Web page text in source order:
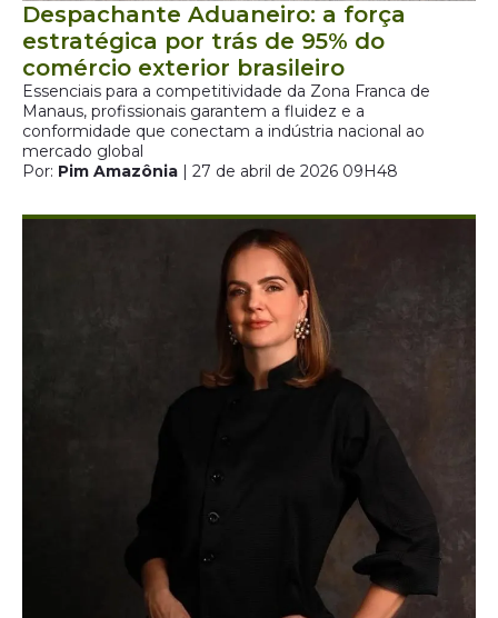
Despachante Aduaneiro: a força
estratégica por trás de 95% do
comércio exterior brasileiro
Essenciais para a competitividade da Zona Franca de
Manaus, profissionais garantem a fluidez e a
conformidade que conectam a indústria nacional ao
mercado global
Por: Pim Amazônia | 27 de abril de 2026 09H48